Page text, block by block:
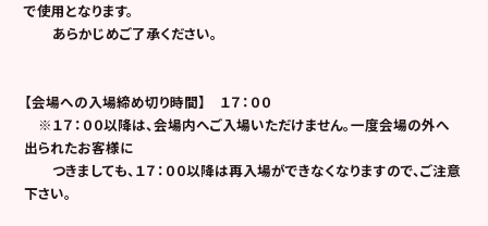
で使用となります。
あらかじめご了承ください。
【会場への入場締め切り時間】 １７：００
※１７：００以降は、会場内へご入場いただけません。一度会場の外へ
出られたお客様に
つきましても、１７：００以降は再入場ができなくなりますので、ご注意
下さい。